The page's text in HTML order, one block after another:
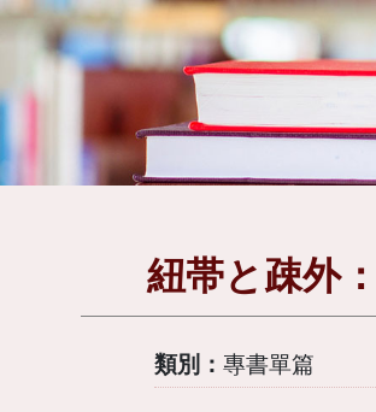
紐帯と疎外
類別： 專書單篇